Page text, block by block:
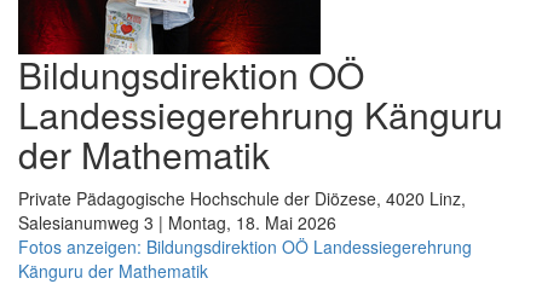
Bildungsdirektion OÖ
Landessiegerehrung Känguru
der Mathematik
Private Pädagogische Hochschule der Diözese, 4020 Linz,
Salesianumweg 3 | Montag, 18. Mai 2026
Fotos anzeigen: Bildungsdirektion OÖ Landessiegerehrung
Känguru der Mathematik